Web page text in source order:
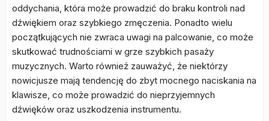
oddychania, która może prowadzić do braku kontroli nad
dźwiękiem oraz szybkiego zmęczenia. Ponadto wielu
początkujących nie zwraca uwagi na palcowanie, co może
skutkować trudnościami w grze szybkich pasaży
muzycznych. Warto również zauważyć, że niektórzy
nowicjusze mają tendencję do zbyt mocnego naciskania na
klawisze, co może prowadzić do nieprzyjemnych
dźwięków oraz uszkodzenia instrumentu.